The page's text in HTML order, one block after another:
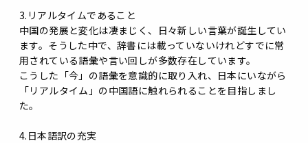
3.リアルタイムであること
中国の発展と変化は凄まじく、日々新しい言葉が誕生してい
ます。そうした中で、辞書には載っていないけれどすでに常
用されている語彙や言い回しが多数存在しています。
こうした「今」の語彙を意識的に取り入れ、日本にいながら
「リアルタイム」の中国語に触れられることを目指しまし
た。
4.日本語訳の充実